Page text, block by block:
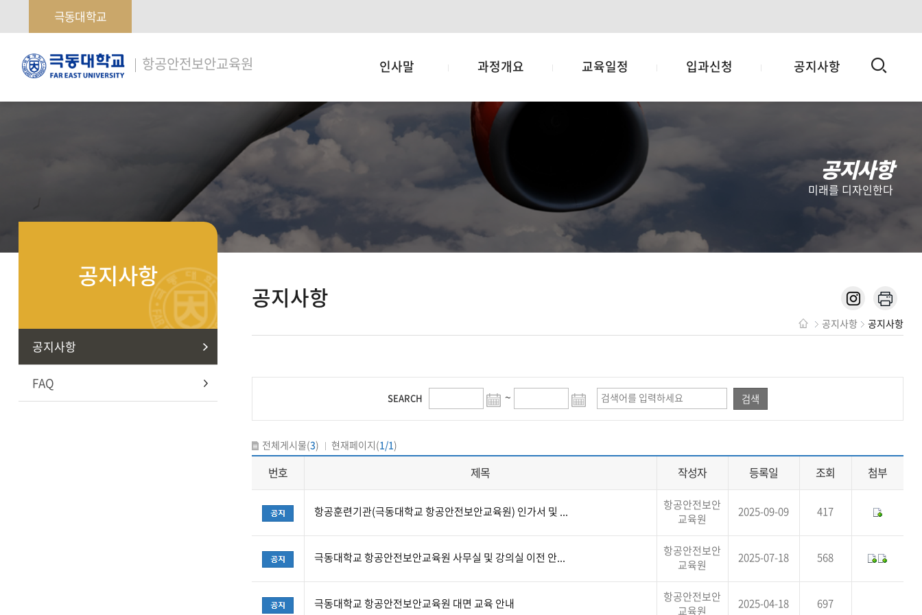
극동대학교
극
동
항공안전보안교육원 인사말 과정개요 교육일정 입과신청 공지사항 검
공지사항
미래를 디자인한다
공지사항
공지사항
FAQ
공지사항
공지사항 공지사항
SEARCH ~ 검색
전체게시물(3) 현재페이지(1/1)
번호 제목 작성자 등록일 조회 첨부
항공훈련기관(극동대학교 항공안전보안교육원) 인가서 및 ...
항공안전보안
교육원
2025-09-09 417
극동대학교 항공안전보안교육원 사무실 및 강의실 이전 안...
항공안전보안
교육원
2025-07-18 568
극동대학교 항공안전보안교육원 대면 교육 안내
항공안전보안
교육원
2025-04-18 697